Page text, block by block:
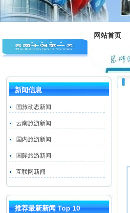
网站首页
新闻信息
国旅动态新闻
云南旅游新闻
国内旅游新闻
国际旅游新闻
互联网新闻
推荐最新新闻 Top 10